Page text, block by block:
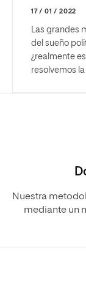
17 / 01 / 2022
Las grandes
del sueño
¿realmente
resolvemos la
Nuestra
mediante un